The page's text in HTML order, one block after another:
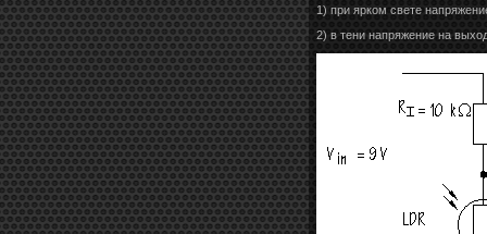
1) при ярком свете
2) в тени напряжение на